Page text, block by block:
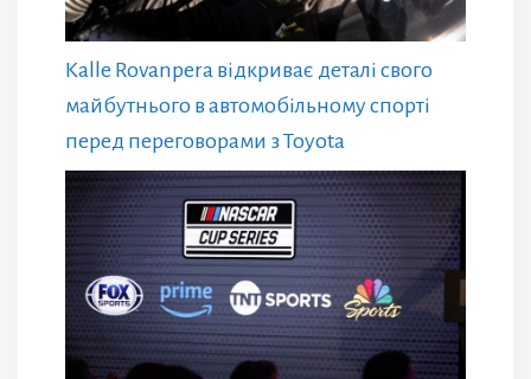
Kalle Rovanpera відкриває деталі свого
майбутнього в автомобільному спорті
перед переговорами з Toyota